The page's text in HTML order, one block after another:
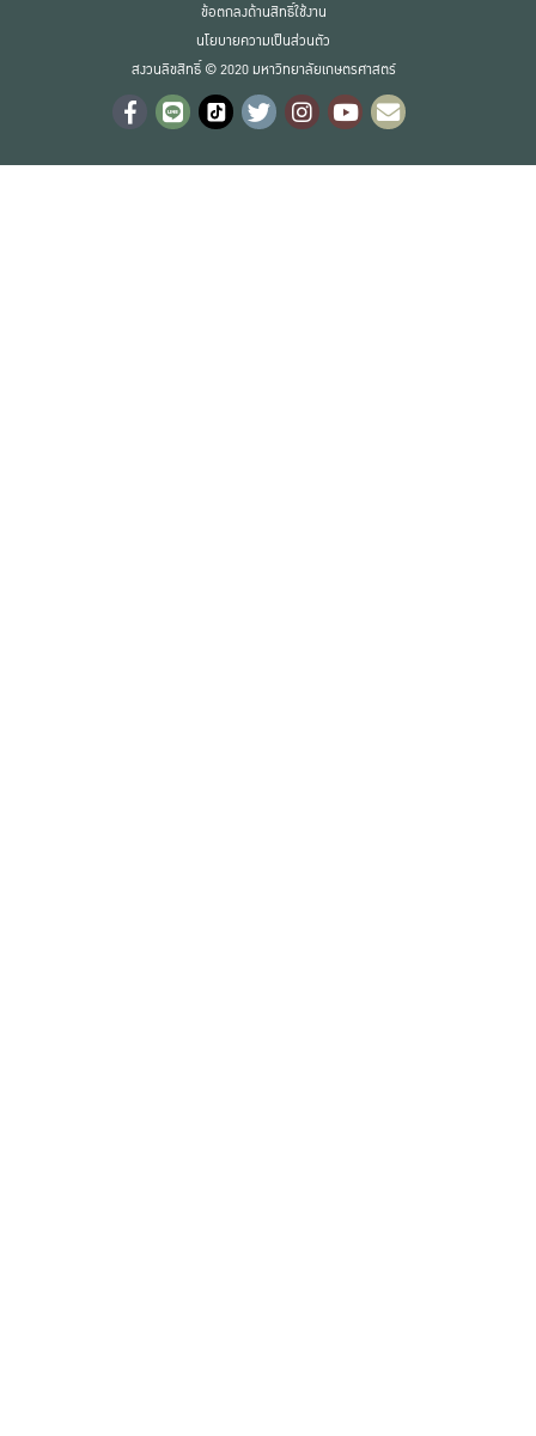
สงวนลิขสิทธิ์ © 2020 มหาวิทยาลัยเกษตรศาสตร์
ข้อตกลงด้านสิทธิ์ใช้งาน
นโยบายความเป็นส่วนตัว